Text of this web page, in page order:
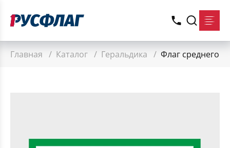
Главная / Каталог / Геральдика / Флаг среднего